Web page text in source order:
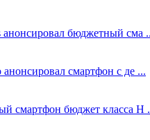
анонсировал бюджетный сма
анонсировал смартфон с де ...
смартфон бюджет класса H